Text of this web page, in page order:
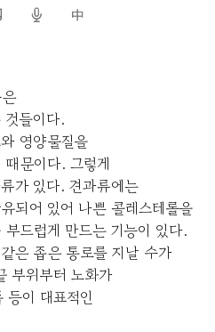
들이다.
영양물질을
문이다. 그렇게
가 있다. 견과류에는
되어 있어 나쁜 콜레스테롤을
드럽게 만드는 기능이 있다.
은 좁은 통로를 지날 수가
부위부터 노화가
이 대표적인